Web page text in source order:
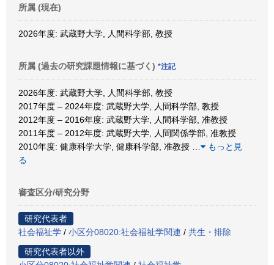
所属 (現在)
2026年度: 武蔵野大学, 人間科学部, 教授
所属 (過去の研究課題情報に基づく) *注記
2026年度: 武蔵野大学, 人間科学部, 教授
2017年度 – 2024年度: 武蔵野大学, 人間科学部, 教授
2012年度 – 2016年度: 武蔵野大学, 人間科学部, 准教授
2011年度 – 2012年度: 武蔵野大学, 人間関係学部, 准教授
2010年度: 健康科学大学, 健康科学部, 准教授
もっと見
る
審査区分/研究分野
研究代表者
社会福祉学 / 小区分08020:社会福祉学関連 / 共生・排除
研究代表者以外